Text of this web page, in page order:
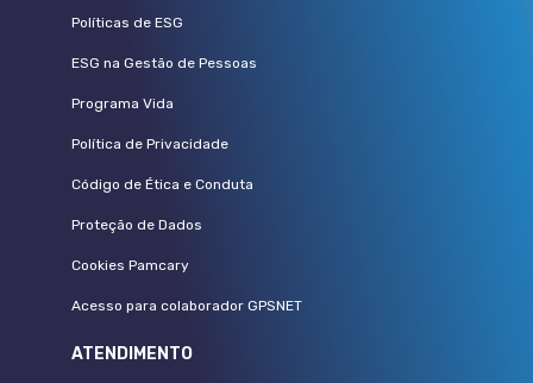
Políticas de ESG
ESG na Gestão de Pessoas
Programa Vida
Política de Privacidade
Código de Ética e Conduta
Proteção de Dados
Cookies Pamcary
Acesso para colaborador GPSNET
ATENDIMENTO